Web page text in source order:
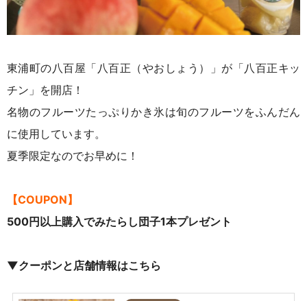
東浦町の八百屋「八百正（やおしょう）」が「八百正キッ
チン」を開店！
名物のフルーツたっぷりかき氷は旬のフルーツをふんだん
に使用しています。
夏季限定なのでお早めに！
【COUPON】
500円以上購入でみたらし団子1本プレゼント
▼クーポンと店舗情報はこちら